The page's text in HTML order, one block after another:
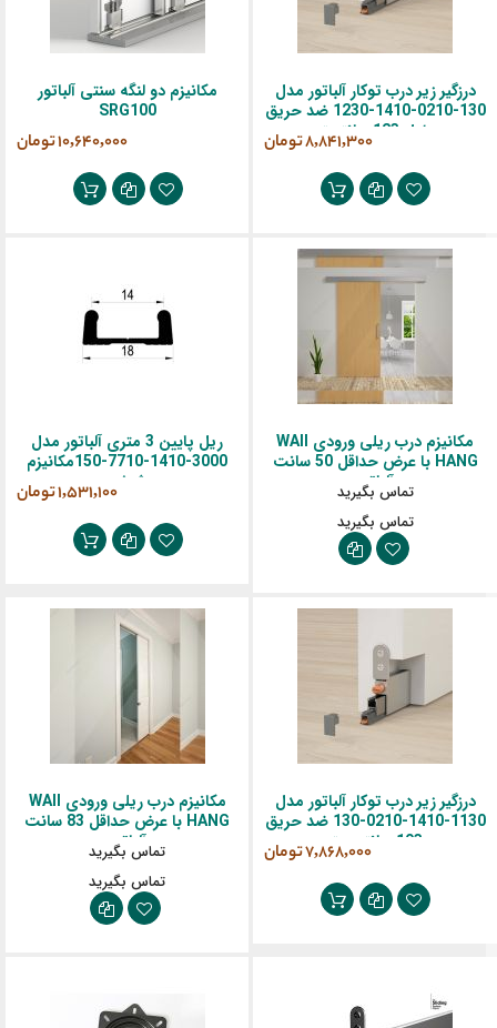
درزگیر زیر درب توکار آلباتور مدل
130-0210-1410-1230 ضد حریق
طول 123 سانتیمتر
‎8,841,300 تومان
مکانیزم دو لنگه سنتی آلباتور
SRG100
‎10,640,000 تومان
مکانیزم درب ریلی ورودی WAII
HANG با عرض حداقل 50 سانت
آلباتور
تماس بگیرید
تماس بگیرید
ریل پایین 3 متری آلباتور مدل
3000-1410-7710-150مکانیزم
شیشه‎1,531,100 تومان
درزگیر زیر درب توکار آلباتور مدل
1130-1410-0210-130 ضد حریق
103 سانتی متر
‎7,868,000 تومان
مکانیزم درب ریلی ورودی WAII
HANG با عرض حداقل 83 سانت
آلباتور
تماس بگیرید
تماس بگیرید